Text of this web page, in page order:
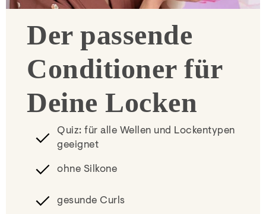
Der passende
Conditioner für
Deine Locken
Quiz: für alle Wellen und Lockentypen
geeignet
ohne Silkone
gesunde Curls